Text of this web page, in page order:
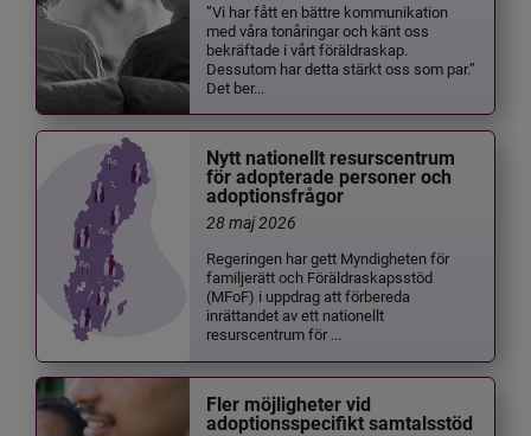
”Vi har fått en bättre kommunikation
med våra tonåringar och känt oss
bekräftade i vårt föräldraskap.
Dessutom har detta stärkt oss som par.”
Det ber...
Nytt nationellt resurscentrum
för adopterade personer och
adoptionsfrågor
28 maj 2026
Regeringen har gett Myndigheten för
familjerätt och Föräldraskapsstöd
(MFoF) i uppdrag att förbereda
inrättandet av ett nationellt
resurscentrum för ...
Fler möjligheter vid
adoptionsspecifikt samtalsstöd